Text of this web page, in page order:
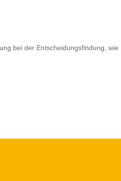
bei der Entscheidungsfindung, wie